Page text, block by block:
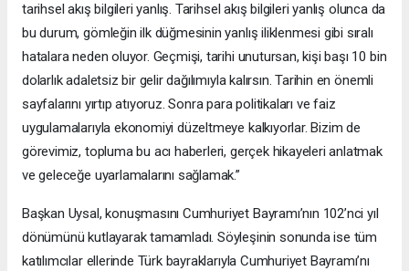
tarihsel akış bilgileri yanlış. Tarihsel akış bilgileri yanlış olunca da
bu durum, gömleğin ilk düğmesinin yanlış iliklenmesi gibi sıralı
hatalara neden oluyor. Geçmişi, tarihi unutursan, kişi başı 10 bin
dolarlık adaletsiz bir gelir dağılımıyla kalırsın. Tarihin en önemli
sayfalarını yırtıp atıyoruz. Sonra para politikaları ve faiz
uygulamalarıyla ekonomiyi düzeltmeye kalkıyorlar. Bizim de
görevimiz, topluma bu acı haberleri, gerçek hikayeleri anlatmak
ve geleceğe uyarlamalarını sağlamak.”
Başkan Uysal, konuşmasını Cumhuriyet Bayramı’nın 102’nci yıl
dönümünü kutlayarak tamamladı. Söyleşinin sonunda ise tüm
katılımcılar ellerinde Türk bayraklarıyla Cumhuriyet Bayramı’nı